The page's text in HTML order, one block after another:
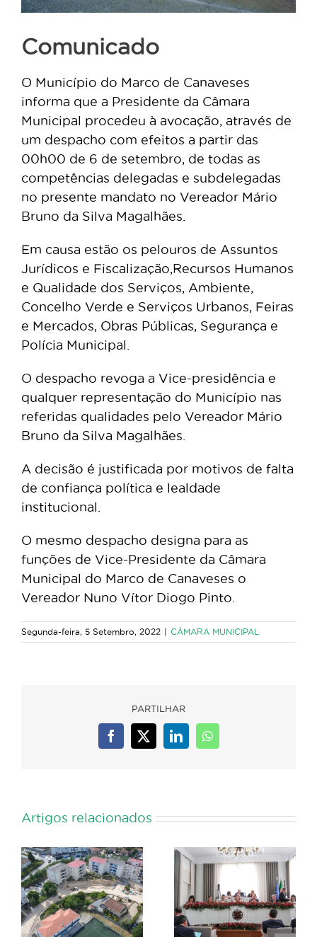
Comunicado
O Município do Marco de Canaveses
informa que a Presidente da Câmara
Municipal procedeu à avocação, através de
um despacho com efeitos a partir das
00h00 de 6 de setembro, de todas as
competências delegadas e subdelegadas
no presente mandato no Vereador Mário
Bruno da Silva Magalhães.
Em causa estão os pelouros de Assuntos
Jurídicos e Fiscalização,Recursos Humanos
e Qualidade dos Serviços, Ambiente,
Concelho Verde e Serviços Urbanos, Feiras
e Mercados, Obras Públicas, Segurança e
Polícia Municipal.
O despacho revoga a Vice-presidência e
qualquer representação do Município nas
referidas qualidades pelo Vereador Mário
Bruno da Silva Magalhães.
A decisão é justificada por motivos de falta
de confiança política e lealdade
institucional.
O mesmo despacho designa para as
funções de Vice-Presidente da Câmara
Municipal do Marco de Canaveses o
Vereador Nuno Vítor Diogo Pinto.
Segunda-feira, 5 Setembro, 2022 | CÂMARA MUNICIPAL
PARTILHAR
Facebook
X LinkedInWhatsApp
Artigos relacionados